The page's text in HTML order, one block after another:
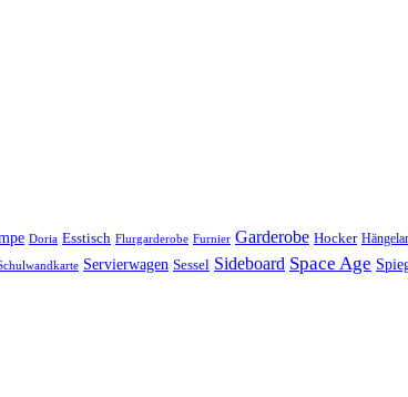
Doria Esstisch Flurgarderobe Furnier Garderobe Hocker
Servierwagen Sessel Sideboard Space Age